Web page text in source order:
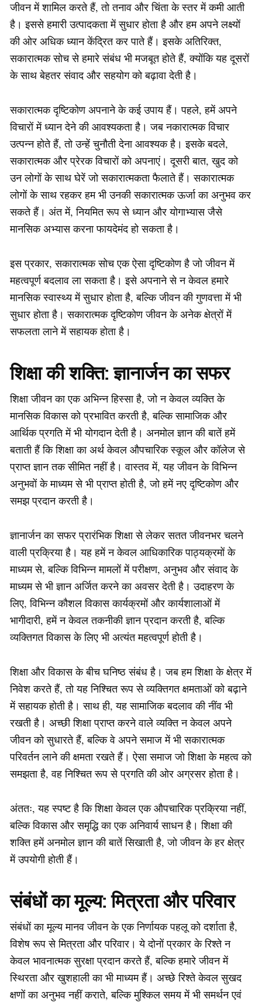
जीवन में शामिल करते हैं, तो तनाव और चिंता के स्तर में कमी आती
है। इससे हमारी उत्पादकता में सुधार होता है और हम अपने लक्ष्यों
की ओर अधिक ध्यान केंद्रित कर पाते हैं। इसके अतिरिक्त,
सकारात्मक सोच से हमारे संबंध भी मजबूत होते हैं, क्योंकि यह दूसरों
के साथ बेहतर संवाद और सहयोग को बढ़ावा देती है।
सकारात्मक दृष्टिकोण अपनाने के कई उपाय हैं। पहले, हमें अपने
विचारों में ध्यान देने की आवश्यकता है। जब नकारात्मक विचार
उत्पन्न होते हैं, तो उन्हें चुनौती देना आवश्यक है। इसके बदले,
सकारात्मक और प्रेरक विचारों को अपनाएं। दूसरी बात, खुद को
उन लोगों के साथ घेरें जो सकारात्मकता फैलाते हैं। सकारात्मक
लोगों के साथ रहकर हम भी उनकी सकारात्मक ऊर्जा का अनुभव कर
सकते हैं। अंत में, नियमित रूप से ध्यान और योगाभ्यास जैसे
मानसिक अभ्यास करना फायदेमंद हो सकता है।
इस प्रकार, सकारात्मक सोच एक ऐसा दृष्टिकोण है जो जीवन में
महत्वपूर्ण बदलाव ला सकता है। इसे अपनाने से न केवल हमारे
मानसिक स्वास्थ्य में सुधार होता है, बल्कि जीवन की गुणवत्ता में भी
सुधार होता है। सकारात्मक दृष्टिकोण जीवन के अनेक क्षेत्रों में
सफलता लाने में सहायक होता है।
शिक्षा की शक्ति: ज्ञानार्जन का सफर
शिक्षा जीवन का एक अभिन्न हिस्सा है, जो न केवल व्यक्ति के
मानसिक विकास को प्रभावित करती है, बल्कि सामाजिक और
आर्थिक प्रगति में भी योगदान देती है। अनमोल ज्ञान की बातें हमें
बताती हैं कि शिक्षा का अर्थ केवल औपचारिक स्कूल और कॉलेज से
प्राप्त ज्ञान तक सीमित नहीं है। वास्तव में, यह जीवन के विभिन्न
अनुभवों के माध्यम से भी प्राप्त होती है, जो हमें नए दृष्टिकोण और
समझ प्रदान करती है।
ज्ञानार्जन का सफर प्रारंभिक शिक्षा से लेकर सतत जीवनभर चलने
वाली प्रक्रिया है। यह हमें न केवल आधिकारिक पाठ्यक्रमों के
माध्यम से, बल्कि विभिन्न मामलों में परीक्षण, अनुभव और संवाद के
माध्यम से भी ज्ञान अर्जित करने का अवसर देती है। उदाहरण के
लिए, विभिन्न कौशल विकास कार्यक्रमों और कार्यशालाओं में
भागीदारी, हमें न केवल तकनीकी ज्ञान प्रदान करती है, बल्कि
व्यक्तिगत विकास के लिए भी अत्यंत महत्वपूर्ण होती है।
शिक्षा और विकास के बीच घनिष्ठ संबंध है। जब हम शिक्षा के क्षेत्र में
निवेश करते हैं, तो यह निश्चित रूप से व्यक्तिगत क्षमताओं को बढ़ाने
में सहायक होती है। साथ ही, यह सामाजिक बदलाव की नींव भी
रखती है। अच्छी शिक्षा प्राप्त करने वाले व्यक्ति न केवल अपने
जीवन को सुधारते हैं, बल्कि वे अपने समाज में भी सकारात्मक
परिवर्तन लाने की क्षमता रखते हैं। ऐसा समाज जो शिक्षा के महत्व को
समझता है, वह निश्चित रूप से प्रगति की ओर अग्रसर होता है।
अंततः, यह स्पष्ट है कि शिक्षा केवल एक औपचारिक प्रक्रिया नहीं,
बल्कि विकास और समृद्धि का एक अनिवार्य साधन है। शिक्षा की
शक्ति हमें अनमोल ज्ञान की बातें सिखाती है, जो जीवन के हर क्षेत्र
में उपयोगी होती हैं।
संबंधों का मूल्य: मित्रता और परिवार
संबंधों का मूल्य मानव जीवन के एक निर्णायक पहलू को दर्शाता है,
विशेष रूप से मित्रता और परिवार। ये दोनों प्रकार के रिश्ते न
केवल भावनात्मक सुरक्षा प्रदान करते हैं, बल्कि हमारे जीवन में
स्थिरता और खुशहाली का भी माध्यम हैं। अच्छे रिश्ते केवल सुखद
क्षणों का अनुभव नहीं कराते, बल्कि मुश्किल समय में भी समर्थन एवं